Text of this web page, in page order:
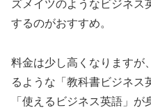
ズメイツのようなビジネス
するのがおすすめ。
料金は少し高くなりますが
るような「教科書ビジネス
「使えるビジネス英語」が